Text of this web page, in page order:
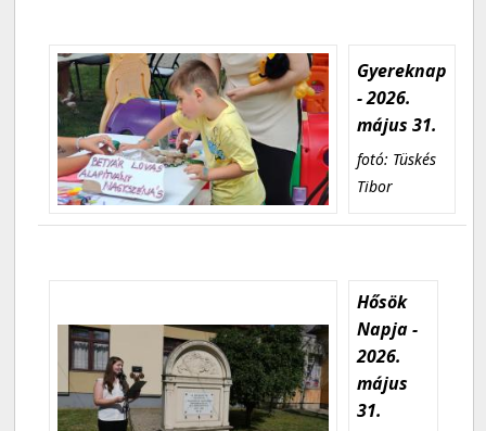
Gyereknap
- 2026.
május 31.
fotó: Tüskés
Tibor
Hősök
Napja -
2026.
május
31.